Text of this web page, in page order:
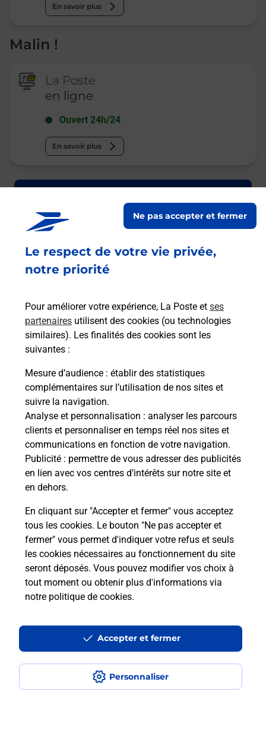
Le respect de votre vie privée,
notre priorité
Pour améliorer votre expérience, La Poste et ses
partenaires utilisent des cookies (ou technologies
similaires). Les finalités des cookies sont les
suivantes :
Mesure d’audience : établir des statistiques
complémentaires sur l’utilisation de nos sites et
suivre la navigation.
Analyse et personnalisation : analyser les parcours
clients et personnaliser en temps réel nos sites et
communications en fonction de votre navigation.
Publicité : permettre de vous adresser des publicités
en lien avec vos centres d’intérêts sur notre site et
en dehors.
En cliquant sur "Accepter et fermer" vous acceptez
tous les cookies. Le bouton "Ne pas accepter et
fermer" vous permet d'indiquer votre refus et seuls
les cookies nécessaires au fonctionnement du site
seront déposés. Vous pouvez modifier vos choix à
tout moment ou obtenir plus d'informations via
notre politique de cookies.
Personnaliser
Ne pas accepter et fermer
Accepter et fermer
En savoir plus
Malin !
La Poste
en ligne
Ouvert 24h/24
En savoir plus
Questions fréquemment posées
Quel réseau utilise La Poste Mobile ?
Est-ce que je peux garder mon
numéro de mobile gratuitement ?
Est-ce que je peux bénéficier de la 5G
avec La Poste Mobile ?
Est-ce que je peux utiliser mon forfait
à l’étranger avec La Poste Mobile ?
Est-ce que je peux payer mon iPhone
en plusieurs fois avec La Poste Mobile
Est-ce que je peux assurer mon
iPhone ?
MONTLUCON REPUBLIQUE
Acheter un iPhone neuf ou reconditionné